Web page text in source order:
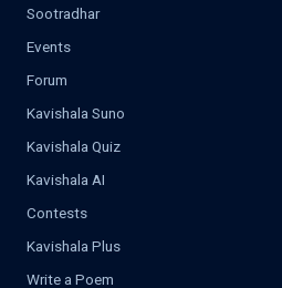
Sootradhar
Events
Forum
Kavishala Suno
Kavishala Quiz
Kavishala AI
Contests
Kavishala Plus
Write a Poem